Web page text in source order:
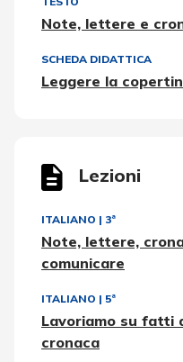
Note, lettere e
SCHEDA DIDATTICA
Leggere la
Lezioni
ITALIANO | 3ª
Note, lettere,
comunicare
ITALIANO | 5ª
Lavoriamo su fatti
cronaca